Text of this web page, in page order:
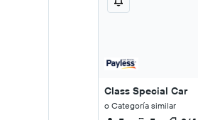
Class Special Car
o Categoría similar